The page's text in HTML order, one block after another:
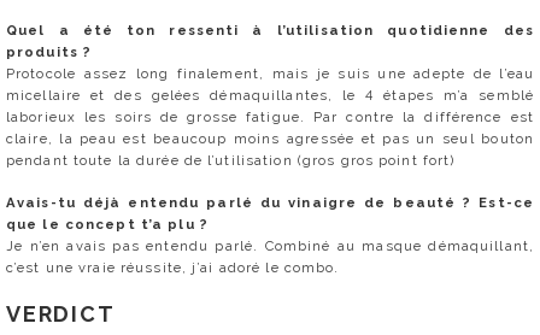
Quel a été ton ressenti à l’utilisation quotidienne des
produits ?
Protocole assez long finalement, mais je suis une adepte de l’eau
micellaire et des gelées démaquillantes, le 4 étapes m’a semblé
laborieux les soirs de grosse fatigue. Par contre la différence est
claire, la peau est beaucoup moins agressée et pas un seul bouton
pendant toute la durée de l’utilisation (gros gros point fort)
Avais-tu déjà entendu parlé du vinaigre de beauté ? Est-ce
que le concept t’a plu ?
Je n’en avais pas entendu parlé. Combiné au masque démaquillant,
c’est une vraie réussite, j’ai adoré le combo.
VERDICT